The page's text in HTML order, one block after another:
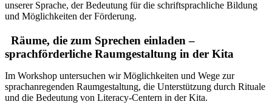
unserer Sprache, der Bedeutung für die schriftsprachliche Bildung
und Möglichkeiten der Förderung.
Räume, die zum Sprechen einladen –
sprachförderliche Raumgestaltung in der Kita
Im Workshop untersuchen wir Möglichkeiten und Wege zur
sprachanregenden Raumgestaltung, die Unterstützung durch Rituale
und die Bedeutung von Literacy-Centern in der Kita.